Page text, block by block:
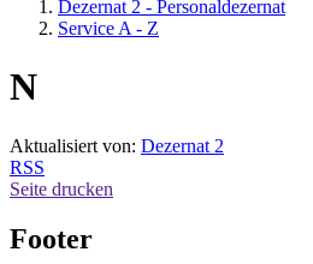
Dezernat 2 - Personaldezernat
Service A - Z
N
Aktualisiert von: Dezernat 2
RSS
Seite drucken
Footer